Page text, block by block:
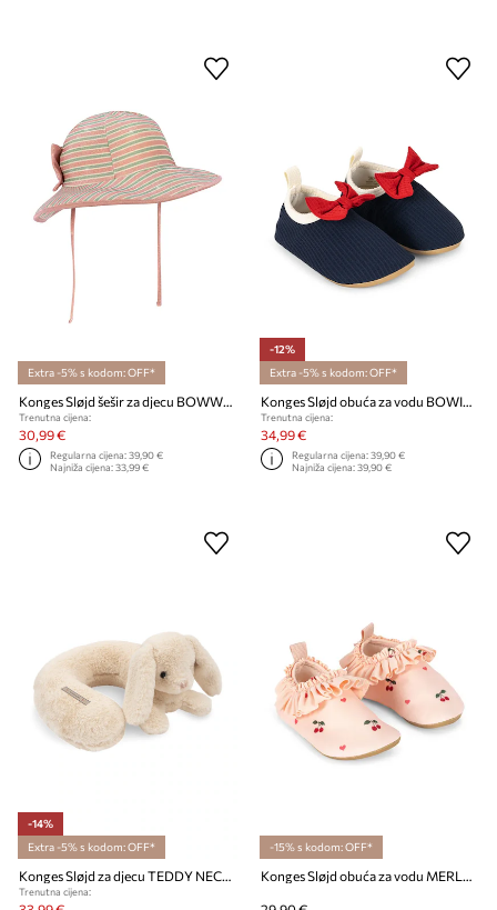
Extra -5% s kodom: OFF*
Konges Sløjd šešir za djecu BOWWOW SWIM HAT
Trenutna cijena:
30,99 €
Regularna cijena:39,90 €
Najniža cijena:33,99 €
-12%
Extra -5% s kodom: OFF*
Konges Sløjd obuća za vodu BOWIE SWIM SHOES
Trenutna cijena:
34,99 €
Regularna cijena:39,90 €
Najniža cijena:39,90 €
-14%
Extra -5% s kodom: OFF*
Konges Sløjd za djecu TEDDY NECK PILLOW
Trenutna cijena:
-15% s kodom: OFF*
Konges Sløjd obuća za vodu MERLE FRILL SWIM SHOES